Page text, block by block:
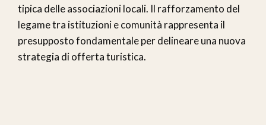
tipica delle associazioni locali. Il rafforzamento del
legame tra istituzioni e comunità rappresenta il
presupposto fondamentale per delineare una nuova
strategia di offerta turistica.